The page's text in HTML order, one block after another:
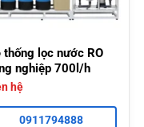
thống lọc nước RO
nghiệp 700l/h
hệ
0911794888